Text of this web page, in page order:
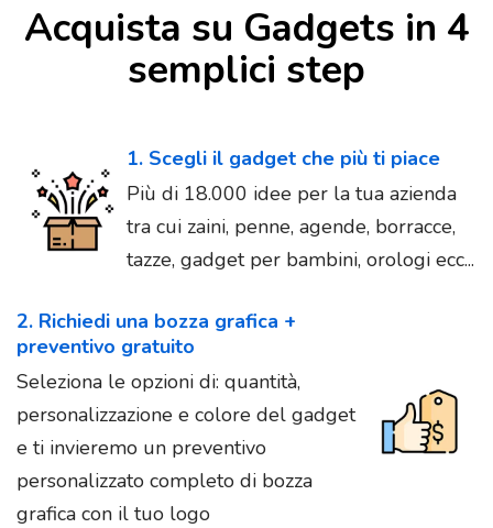
Acquista su Gadgets in 4
semplici step
1. Scegli il gadget che più ti piace
Più di 18.000 idee per la tua azienda
tra cui zaini, penne, agende, borracce,
tazze, gadget per bambini, orologi ecc...
2. Richiedi una bozza grafica +
preventivo gratuito
Seleziona le opzioni di: quantità,
personalizzazione e colore del gadget
e ti invieremo un preventivo
personalizzato completo di bozza
grafica con il tuo logo